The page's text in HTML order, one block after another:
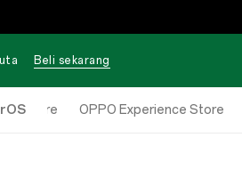
Beli sekarang
Store OPPO Experience Store